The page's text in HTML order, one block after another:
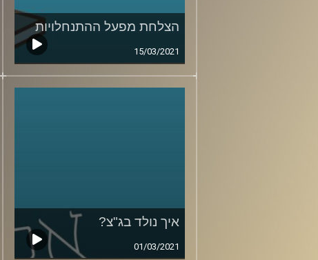
הצלחת מפעל ההתנחלויות
15/03/2021
איך נולד בג"צ?
01/03/2021